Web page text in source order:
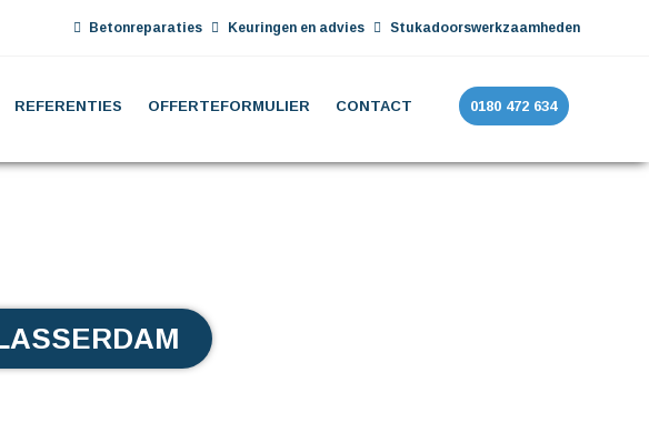
Betonreparaties Keuringen en advies Stukadoorswerkzaamheden
REFERENTIES OFFERTEFORMULIER CONTACT 0180 472 634